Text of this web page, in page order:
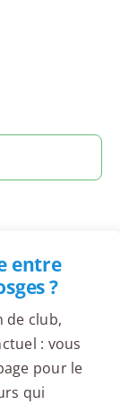
entre
?
de club,
: vous
pour le
qui